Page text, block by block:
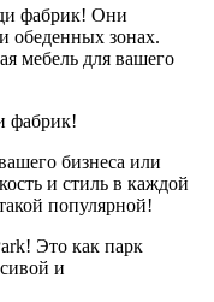
фабрик! Они
обеденных зонах.
мебель для вашего
фабрик!
бизнеса или
и стиль в каждой
популярной!
Это как парк
и